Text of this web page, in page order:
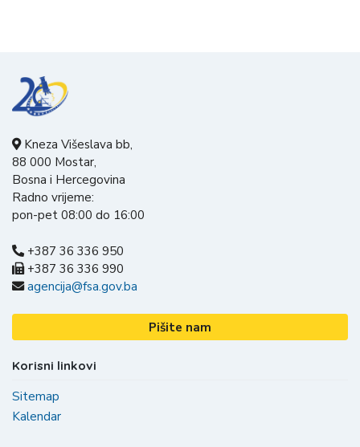
Kneza Višeslava bb,
88 000 Mostar,
Bosna i Hercegovina
Radno vrijeme:
pon-pet 08:00 do 16:00
+387 36 336 950
+387 36 336 990
agencija@fsa.gov.ba
Pišite nam
Korisni linkovi
Sitemap
Kalendar